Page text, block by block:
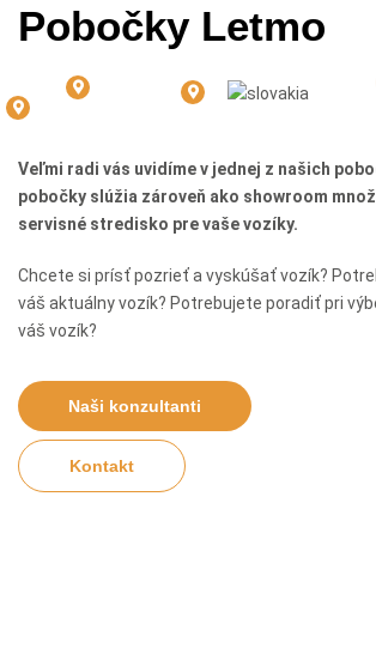
Pobočky Letmo
Veľmi radi vás uvidíme v jednej z našich
pobočky slúžia zároveň ako showroom
servisné stredisko pre vaše vozíky.
Chcete si prísť pozrieť a vyskúšať vozík?
váš aktuálny vozík? Potrebujete poradiť pri
váš vozík?
Naši konzultanti
Kontakt